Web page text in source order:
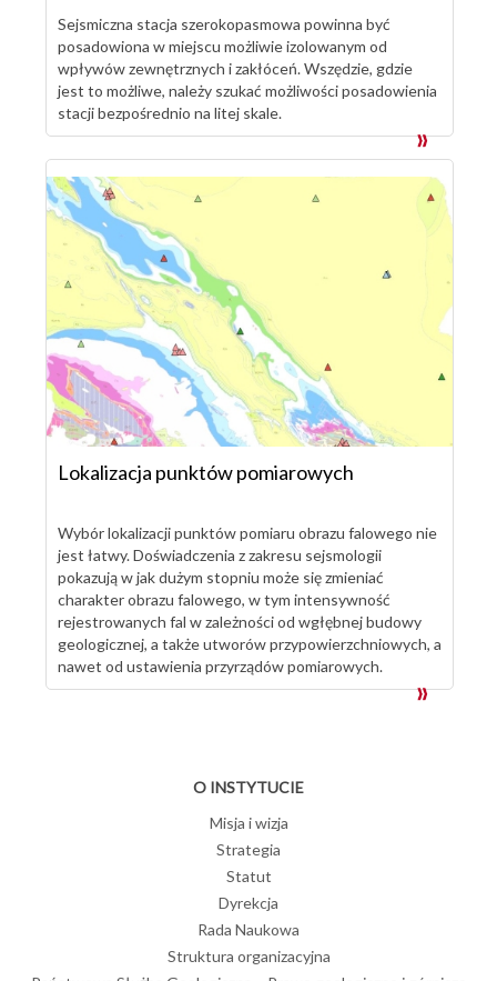
Sejsmiczna stacja szerokopasmowa powinna być
posadowiona w miejscu możliwie izolowanym od
wpływów zewnętrznych i zakłóceń. Wszędzie, gdzie
jest to możliwe, należy szukać możliwości posadowienia
stacji bezpośrednio na litej skale.
Lokalizacja punktów pomiarowych
Wybór lokalizacji punktów pomiaru obrazu falowego nie
jest łatwy. Doświadczenia z zakresu sejsmologii
pokazują w jak dużym stopniu może się zmieniać
charakter obrazu falowego, w tym intensywność
rejestrowanych fal w zależności od wgłębnej budowy
geologicznej, a także utworów przypowierzchniowych, a
nawet od ustawienia przyrządów pomiarowych.
O INSTYTUCIE
Misja i wizja
Strategia
Statut
Dyrekcja
Rada Naukowa
Struktura organizacyjna